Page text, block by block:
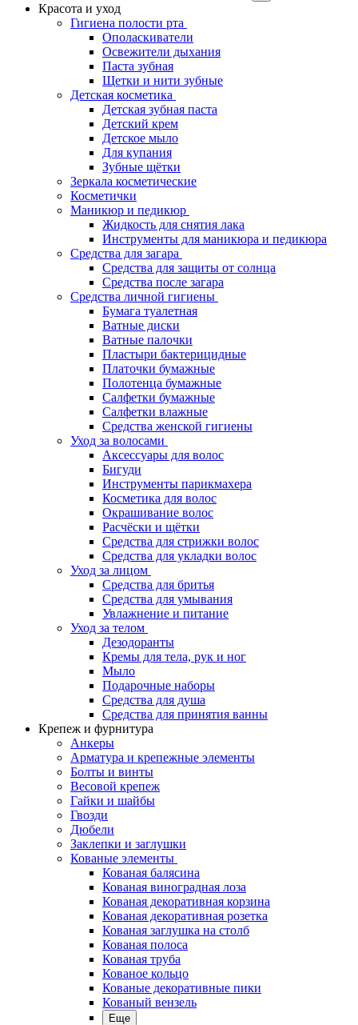
Красота и уход
Гигиена полости рта
Ополаскиватели
Освежители дыхания
Паста зубная
Щетки и нити зубные
Детская косметика
Детская зубная паста
Детский крем
Детское мыло
Для купания
Зубные щётки
Зеркала косметические
Косметички
Маникюр и педикюр
Жидкость для снятия лака
Инструменты для маникюра и педикюра
Средства для загара
Средства для защиты от солнца
Средства после загара
Средства личной гигиены
Бумага туалетная
Ватные диски
Ватные палочки
Пластыри бактерицидные
Платочки бумажные
Полотенца бумажные
Салфетки бумажные
Салфетки влажные
Средства женской гигиены
Уход за волосами
Аксессуары для волос
Бигуди
Инструменты парикмахера
Косметика для волос
Окрашивание волос
Расчёски и щётки
Средства для стрижки волос
Средства для укладки волос
Уход за лицом
Средства для бритья
Средства для умывания
Увлажнение и питание
Уход за телом
Дезодоранты
Кремы для тела, рук и ног
Мыло
Подарочные наборы
Средства для душа
Средства для принятия ванны
Крепеж и фурнитура
Анкеры
Арматура и крепежные элементы
Болты и винты
Весовой крепеж
Гайки и шайбы
Гвозди
Дюбели
Заклепки и заглушки
Кованые элементы
Кованая балясина
Кованая виноградная лоза
Кованая декоративная корзина
Кованая декоративная розетка
Кованая заглушка на столб
Кованая полоса
Кованая труба
Кованое кольцо
Кованые декоративные пики
Кованый вензель
Еще